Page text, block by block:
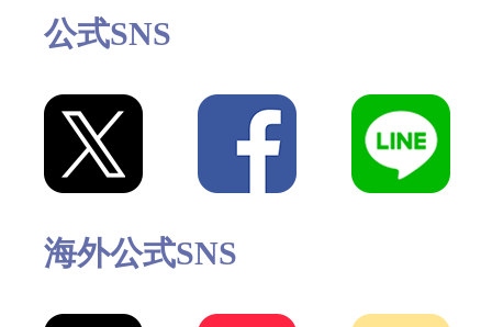
公式SNS
海外公式SNS